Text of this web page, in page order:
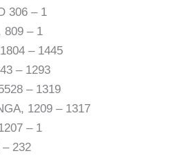
306 – 1
809 – 1
– 1445
– 1293
– 1319
1209 – 1317
– 1
232